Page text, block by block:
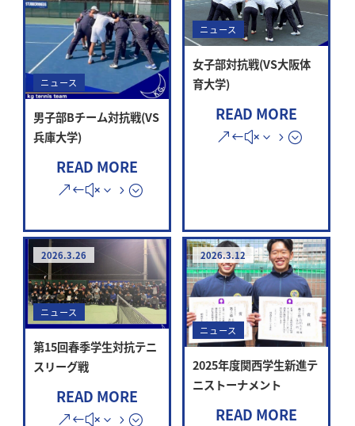
ニュース
男子部Bチーム対抗戦(VS
兵庫大学)
READ MORE
ニュース
女子部対抗戦(VS大阪体
育大学)
READ MORE
2026.3.26
ニュース
第15回春季学生対抗テニ
スリーグ戦
READ MORE
2026.3.12
ニュース
2025年度関西学生新進テ
ニストーナメント
READ MORE